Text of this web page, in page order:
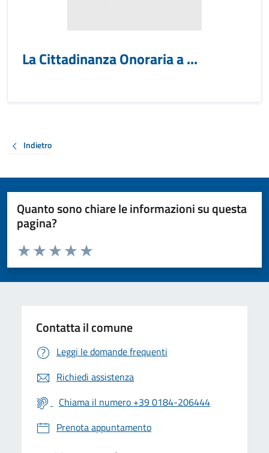
La Cittadinanza Onoraria a ...
Indietro
Quanto sono chiare le informazioni su questa
pagina?
Valuta da 1 a 5 stelle la pagina
Valuta 5 stelle su 5
Valuta 4 stelle su 5
Valuta 3 stelle su 5
Valuta 2 stelle su 5
Valuta 1 stelle su 5
Contatta il comune
Leggi le domande frequenti
Richiedi assistenza
Chiama il numero +39 0184-206444
Prenota appuntamento